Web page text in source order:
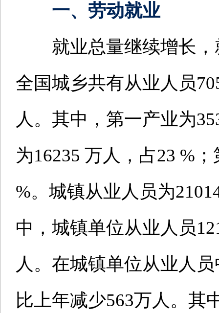
一、劳动就业
就业总量继续增长，
全国城乡共有从业人员
人。其中，第一产业为
为16235 万人，占23 %
%。城镇从业人员为
中，城镇单位从业人员
人。在城镇单位从业人
比上年减少563万人。其